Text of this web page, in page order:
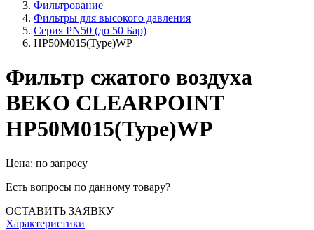
Фильтрование
Фильтры для высокого давления
Серия PN50 (до 50 Бар)
HP50M015(Type)WP
Фильтр сжатого воздуха
BEKO CLEARPOINT
HP50M015(Type)WP
Цена: по запросу
Есть вопросы по данному товару?
ОСТАВИТЬ ЗАЯВКУ
Характеристики